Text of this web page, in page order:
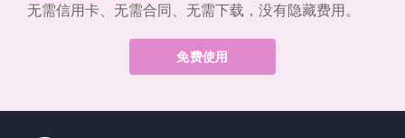
无需信用卡、无需合同、无需下载，没有隐藏费用。
免费使用